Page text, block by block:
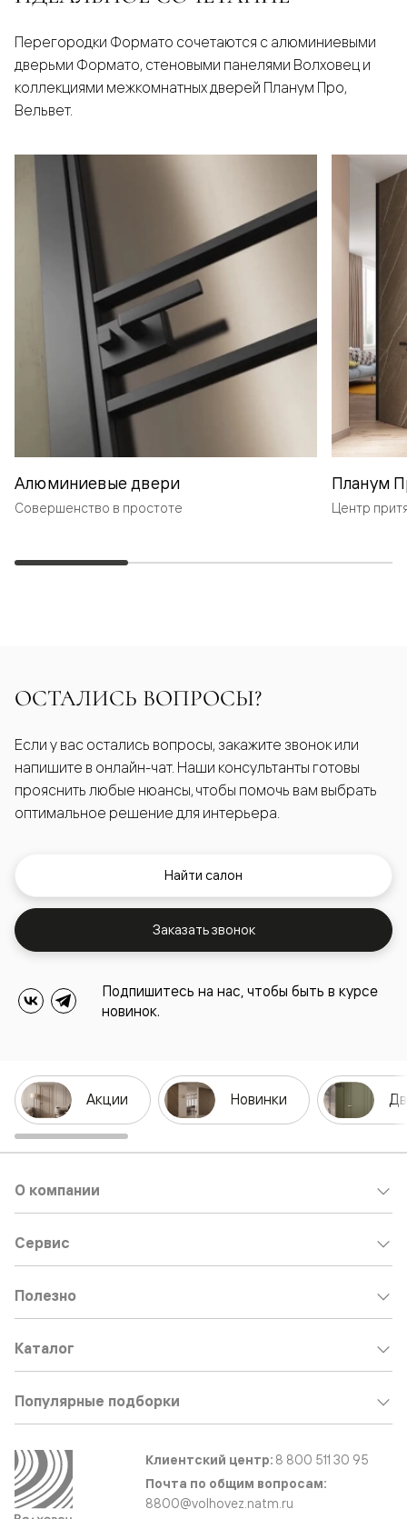
Перегородки Формато сочетаются с алюминиевыми
дверьми Формато, стеновыми панелями Волховец и
коллекциями межкомнатных дверей Планум Про,
Вельвет.
Алюминиевые двери
Совершенство в простоте
Планум
Центр
ОСТАЛИСЬ ВОПРОСЫ?
Если у вас остались вопросы, закажите звонок или
напишите в онлайн-чат. Наши консультанты готовы
прояснить любые нюансы, чтобы помочь вам выбрать
оптимальное решение для интерьера.
Найти салон
Заказать звонок
Подпишитесь на нас, чтобы быть в курсе
новинок.
Акции Новинки
О компании
Сервис
Полезно
Каталог
Популярные подборки
Клиентский центр: 8 800 511 30 95
Почта по общим вопросам:
8800@volhovez.natm.ru